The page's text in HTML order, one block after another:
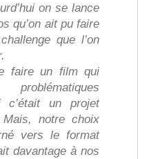
on se lance
qu’on ait pu faire
que l’on
faire un film qui
c’était un projet
notre choix
vers le format
davantage à nos